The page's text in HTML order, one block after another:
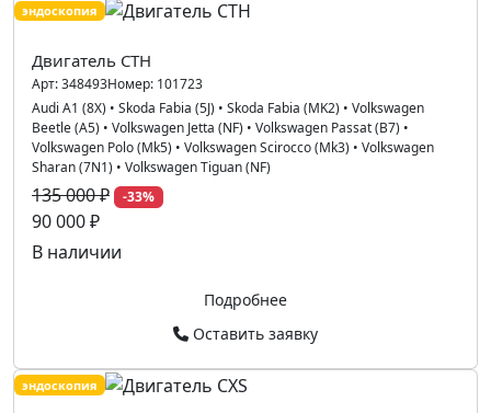
эндоскопия
Двигатель CTH
Арт:348493Номер: 101723
Audi A1 (8X) • Skoda Fabia (5J) • Skoda Fabia (MK2) • Volkswagen
Beetle (A5) • Volkswagen Jetta (NF) • Volkswagen Passat (B7) •
Volkswagen Polo (Mk5) • Volkswagen Scirocco (Mk3) • Volkswagen
Sharan (7N1) • Volkswagen Tiguan (NF)
135 000 ₽ -33%
90 000 ₽
В наличии
Подробнее
Оставить заявку
эндоскопия